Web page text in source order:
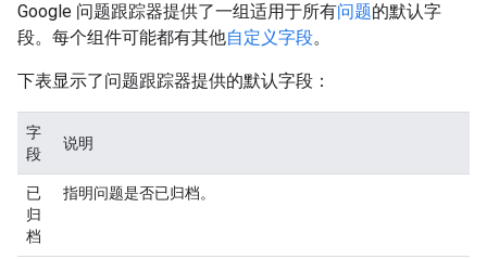
Google 问题跟踪器提供了一组适用于所有问题的默认字
段。每个组件可能都有其他自定义字段。
下表显示了问题跟踪器提供的默认字段：
字
段
说明
已
归
档
指明问题是否已归档。